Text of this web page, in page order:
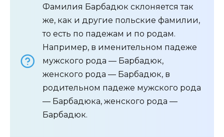
Фамилия Барбадюк склоняется так
же, как и другие польские фамилии,
то есть по падежам и по родам.
Например, в именительном падеже
мужского рода — Барбадюк,
женского рода — Барбадюк, в
родительном падеже мужского рода
— Барбадюка, женского рода —
Барбадюк.